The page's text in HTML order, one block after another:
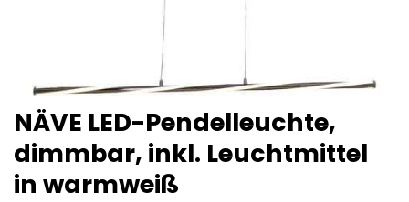
NÄVE LED-Pendelleuchte,
dimmbar, inkl. Leuchtmittel
in warmweiß